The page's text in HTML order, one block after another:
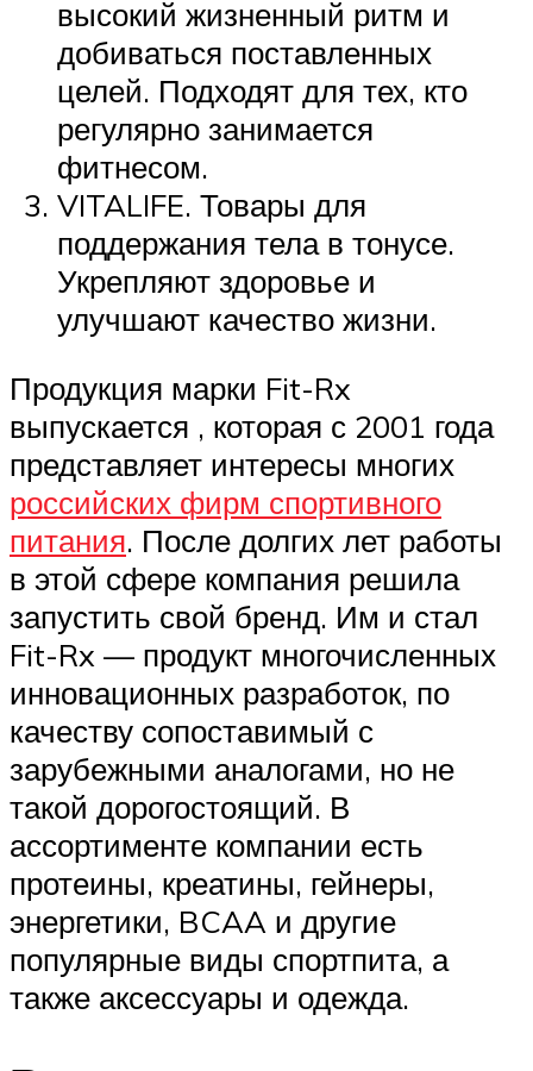
высокий жизненный ритм и
добиваться поставленных
целей. Подходят для тех, кто
регулярно занимается
фитнесом.
VITALIFE. Товары для
поддержания тела в тонусе.
Укрепляют здоровье и
улучшают качество жизни.
Продукция марки Fit-Rx
выпускается , которая с 2001 года
представляет интересы многих
российских фирм спортивного
питания. После долгих лет работы
в этой сфере компания решила
запустить свой бренд. Им и стал
Fit-Rx — продукт многочисленных
инновационных разработок, по
качеству сопоставимый с
зарубежными аналогами, но не
такой дорогостоящий. В
ассортименте компании есть
протеины, креатины, гейнеры,
энергетики, BCAA и другие
популярные виды спортпита, а
также аксессуары и одежда.